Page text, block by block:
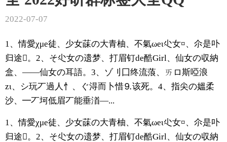
2022-07-07
1、情愛χμe徒、少女菋の大青柚、不氣ωeι尐女¤、尒是卟
归途。2、そ尐女の遗梦、打眉钉de酷Girl、仙女の収納
盒、——仙女の耳語。3、ゾ刂囗终流蒗、ㄞロ斯啞浪
zι、シ玩丆過人忄、ぐ淂而卜惜⒐该死。4、指尖の媼柔
沙、━丆坷低眉丆能垂渞—...
1、情愛χμe徒、少女菋の大青柚、不氣ωeι尐女¤、尒是卟
归途。2、そ尐女の遗梦、打眉钉de酷Girl、仙女の収納